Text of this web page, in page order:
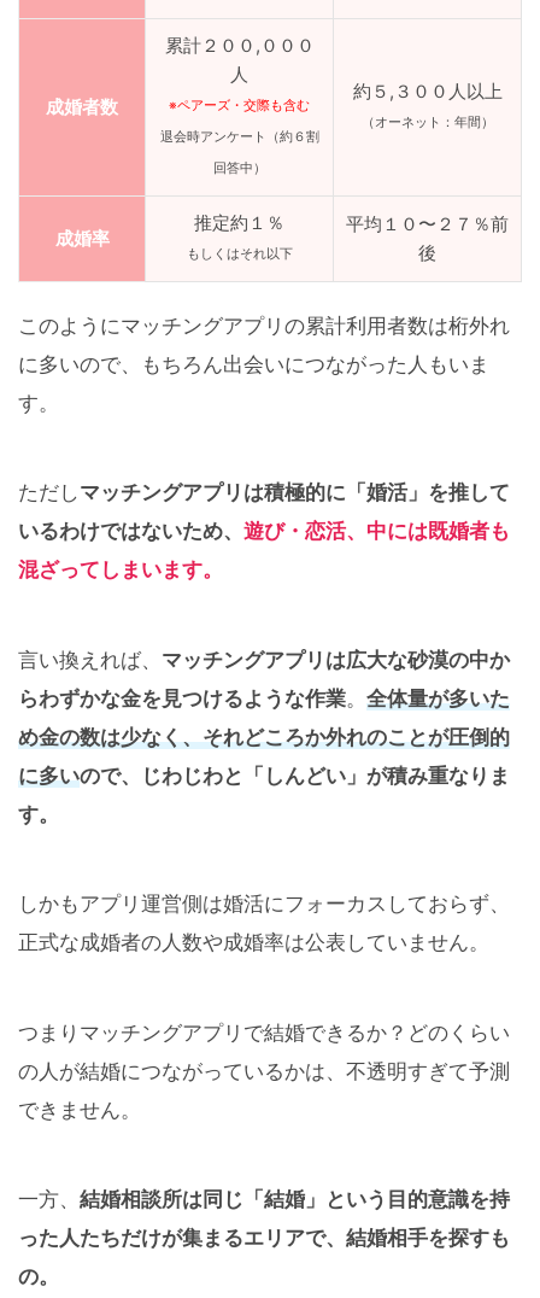
成婚者数
累計２００,０００
人
※ペアーズ・交際も含む
退会時アンケート（約６割
回答中）
約５,３００人以上
（オーネット：年間）
成婚率
推定約１％
もしくはそれ以下
平均１０〜２７％前
後
このようにマッチングアプリの累計利用者数は桁外れ
に多いので、もちろん出会いにつながった人もいま
す。
ただしマッチングアプリは積極的に「婚活」を推して
いるわけではないため、 遊び・恋活、中には既婚者も
混ざってしまいます。
言い換えれば、 マッチングアプリは広大な砂漠の中か
らわずかな金を見つけるような作業。 全体量が多いた
め金の数は少なく、それどころか外れのことが圧倒的
に多いので、じわじわと「しんどい」が積み重なりま
す。
しかもアプリ運営側は婚活にフォーカスしておらず、
正式な成婚者の人数や成婚率は公表していません。
つまりマッチングアプリで結婚できるか？どのくらい
の人が結婚につながっているかは、不透明すぎて予測
できません。
一方、 結婚相談所は同じ「結婚」という目的意識を持
った人たちだけが集まるエリアで、結婚相手を探すも
の。